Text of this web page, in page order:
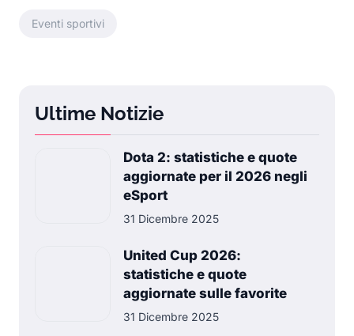
Eventi sportivi
Ultime Notizie
Dota 2: statistiche e quote
aggiornate per il 2026 negli
eSport
31 Dicembre 2025
United Cup 2026:
statistiche e quote
aggiornate sulle favorite
31 Dicembre 2025